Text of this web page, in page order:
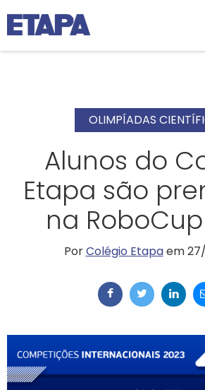
OLIMPÍADAS
Alunos do
Etapa são
na
PorColégio Etapaem